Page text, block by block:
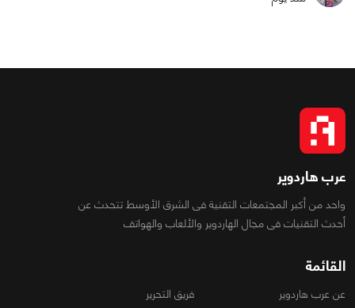
عرب هاردوير
واحد من أكبر المجتمعات التقنية فى الشرق الأوسط تتحدث عن
أحدث التقنيات فى مجال الهاردوير والألعاب والهواتف
القائمة
عن عرب هاردوير فريق التحرير